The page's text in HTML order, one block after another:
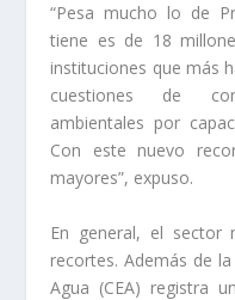
“Pesa mucho lo de
tiene es de 18
instituciones que más
cuestiones de
ambientales por
Con este nuevo
mayores”, expuso.
En general, el sector
recortes. Además de
Agua (CEA) registra